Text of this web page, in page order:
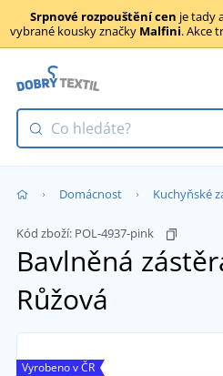
Srpnové rozpouštění cen je tady
vybrané kousky značky Malfini. Akce
Domácnost Kuchyňské
Kód zboží: POL-4937-pink
Bavlněná
Růžová
Vyrobeno v ČR